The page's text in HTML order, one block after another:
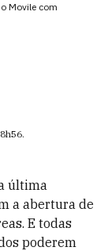
Movile com
.
última
a abertura de
E todas
poderem